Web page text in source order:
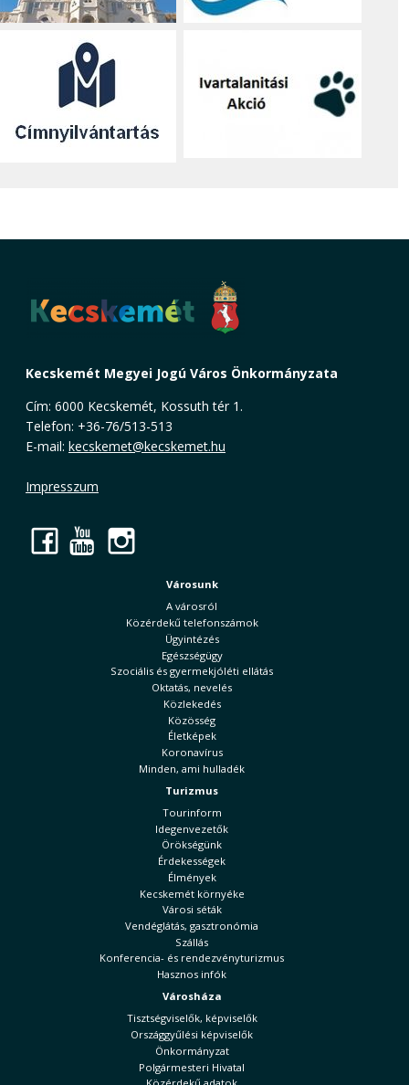
Kecskemét Megyei Jogú Város Önkormányzata
Cím: 6000 Kecskemét, Kossuth tér 1.
Telefon: +36-76/513-513
E-mail: kecskemet@kecskemet.hu
Impresszum
Facebook
YouTube
Városunk
A városról
Közérdekű telefonszámok
Ügyintézés
Egészségügy
Szociális és gyermekjóléti ellátás
Oktatás, nevelés
Közlekedés
Közösség
Életképek
Koronavírus
Minden, ami hulladék
Turizmus
Tourinform
Idegenvezetők
Örökségünk
Érdekességek
Élmények
Kecskemét környéke
Városi séták
Vendéglátás, gasztronómia
Szállás
Konferencia- és rendezvényturizmus
Hasznos infók
Városháza
Tisztségviselők, képviselők
Országgyűlési képviselők
Önkormányzat
Polgármesteri Hivatal